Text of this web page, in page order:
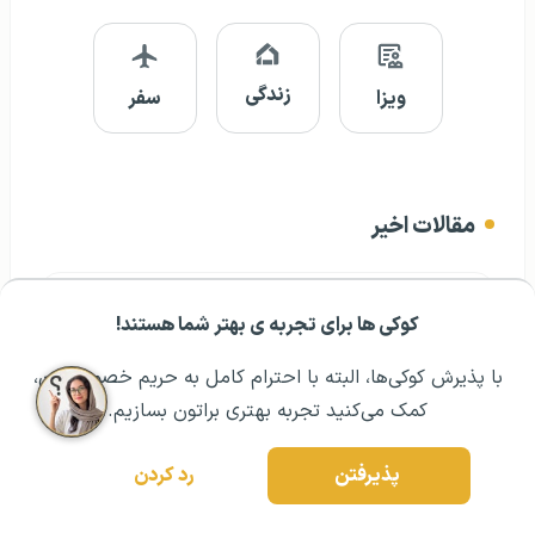
کوکی ها برای تجربه ی بهتر شما هستند!
با پذیرش کوکی‌ها، البته با احترام کامل به حریم خصوصیتون،
کمک می‌کنید تجربه بهتری براتون بسازیم.
پذیرفتن رد کردن
مشــاوره اولیه رایگان: ۰۲۱ ۴۳۰۰۰ ۰۲۱ رزرو مشاوره تخصصی
ویزا زندگی سفر
مقالات اخیر
کالج ترینیتی دوبلین
درخواست وقت سفارت
تحصیل در مالزی بدون مدرک زبان
دانشگاه های برتر ارمنستان